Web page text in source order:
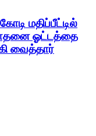
மதிப்பீட்டில்
ஓட்டத்தை
வைத்தார்